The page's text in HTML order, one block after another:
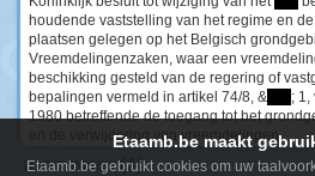
houdende vaststelling van het regime en de
plaatsen gelegen op het Belgisch
Vreemdelingenzaken, waar een
beschikking gesteld van de regering of
bepalingen vermeld in artikel 74/8, &
; 1,
1980 betreffende de toegang tot het
en de verwijdering van vreemdelingen
toon meer (4)
Etaamb.be maakt
Etaamb.be gebruikt cookies om uw